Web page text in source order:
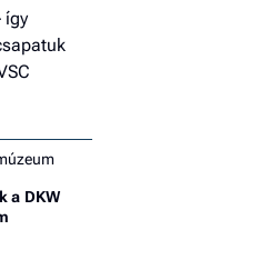
így
a DKW